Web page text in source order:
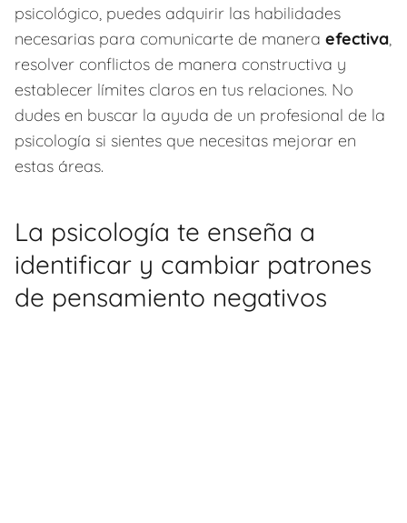
psicológico, puedes adquirir las habilidades
necesarias para comunicarte de manera efectiva,
resolver conflictos de manera constructiva y
establecer límites claros en tus relaciones. No
dudes en buscar la ayuda de un profesional de la
psicología si sientes que necesitas mejorar en
estas áreas.
La psicología te enseña a
identificar y cambiar patrones
de pensamiento negativos